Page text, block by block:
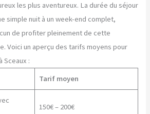
les plus aventureux. La durée du séjour
simple nuit à un week-end complet,
de profiter pleinement de cette
Voici un aperçu des tarifs moyens pour
Sceaux :
Tarif moyen
150€ – 200€